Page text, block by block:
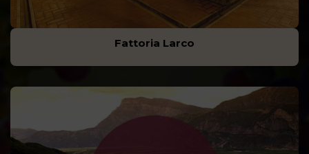
Fattoria Larco